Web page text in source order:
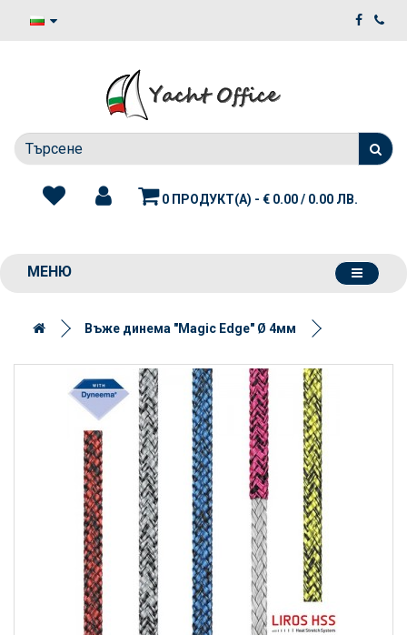
0 ПРОДУКТ(А) - € 0.00 / 0.00 ЛВ.
МЕНЮ
Въже динема "Magic Edge" Ø 4мм